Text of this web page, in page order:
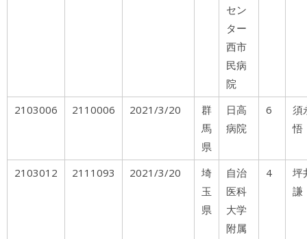
セン
ター
西市
民病
院
2103006
2110006 2021/3/20
群
馬
県
日高
病院
6
悟
2103012 2111093 2021/3/20
埼
玉
県
自治
医科
大学
附属
4
謙